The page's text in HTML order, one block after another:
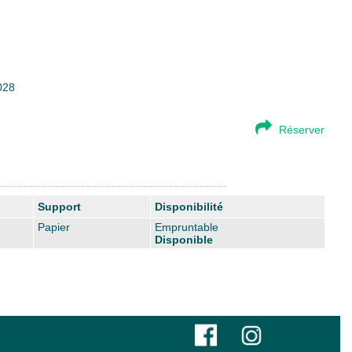
Réserver
Support
Disponibilité
Papier
Empruntable
Disponible